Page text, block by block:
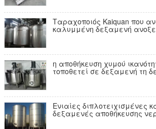
Ταραχοποιός Kaiquan που
καλυμμένη δεξαμενή
μετατροπής σε μορφή
η αποθήκευση χυμού
τοποθετεί σε δεξαμενή τη
συνδυασμού
Ενιαίες διπλοτειχισμένες
δεξαμενές αποθήκευσης